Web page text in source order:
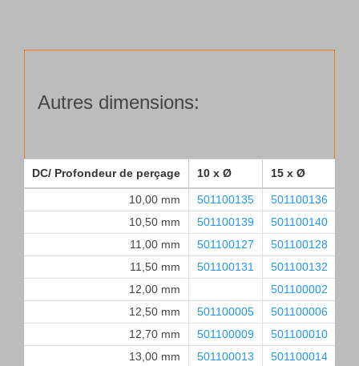
Autres dimensions:
DC/ Profondeur de perçage 10 x Ø 15 x Ø
10,00 mm 501100135 501100136
10,50 mm
501100139 501100140
11,00 mm
501100127 501100128
11,50 mm
501100131 501100132
12,00 mm
501100002
12,50 mm
501100005 501100006
12,70 mm
501100009 501100010
13,00 mm
501100013 501100014